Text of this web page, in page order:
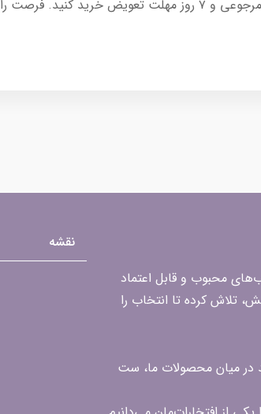
بهترین جنس و قیمت را برای این محصول ارائه کرده‌ایم و همچنین می‌توانید با اطمینان از ۲۴ ساعت مهلت مرجوعی و ۷ روز مهلت تعویض خرید کنید. فرصت را
محبوب و قابل اعتماد
تلاش کرده تا انتخاب را
در میان محصولات ما، ست
نقشه